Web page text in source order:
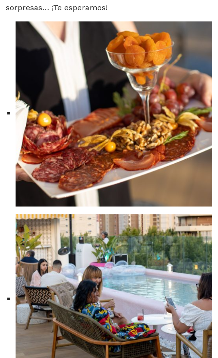
sorpresas… ¡Te esperamos!